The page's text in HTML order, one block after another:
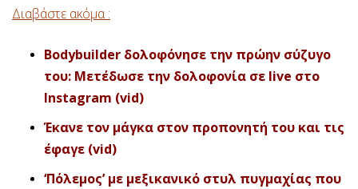
Διαβάστε ακόμα :
Bodybuilder δολοφόνησε την πρώην σύζυγο
του: Μετέδωσε την δολοφονία σε live στο
Instagram (vid)
Έκανε τον μάγκα στον προπονητή του και τις
έφαγε (vid)
‘Πόλεμος’ με μεξικανικό στυλ πυγμαχίας που